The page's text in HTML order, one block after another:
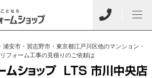
安市・習志野市・東京都江戸川区他のマンション・
フォーム工事の見積りのご依頼は